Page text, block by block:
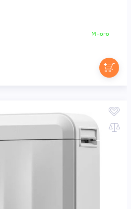
Много